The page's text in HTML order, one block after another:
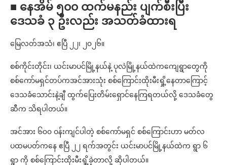
■ နေအိမ် ၅၀၀ ထက်မနည်း ပျက်စီးပြီး
ဒေသခံ ၃ ဦးလည်း အသတ်ခံထားရ
မြေလတ်အသံ၊ ဧပြီ ၂၂၊ ၂၀၂၆။
စစ်ကိုင်းတိုင်း၊ ယင်းမာပင်မြို့နယ်နဲ့ ပုလဲမြို့နယ်ထဲကကျေရွာတွေကို
စစ်ကော်မရှင်တပ်ကအင်အားသုံး စစ်ကြောင်းထိုးမီးရှို့နေတာကြောင့်
ဒေသခံသောင်းနဲ့ချီ ထွက်ပြေးတိမ်းရှောင်နေကြရတယ်လို့ ဒေသခံတွေ
ဆီက သိရပါတယ်။
အင်အား ၆၀၀ ဝန်းကျင်ပါတဲ့ စစ်ကော်မရှင် စစ်ကြောင်းဟာ မတ်လ
ပထမပတ်ကနေ ဧပြီ ၂၂ ရက်အတွင်း ယင်းမာပင်မြို့နယ်ထဲက ရွာ ၆
ရွာ ကို စစ်ကြောင်းထိုးမီးရှို့ခဲ့တာလို့ ဆိုပါတယ်။